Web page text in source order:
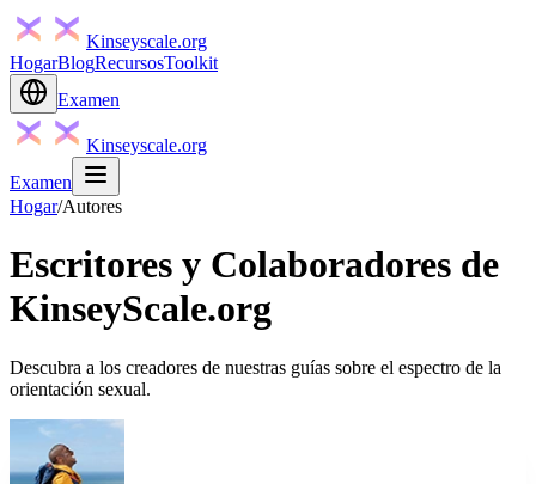
Kinseyscale.org
HogarBlogRecursosToolkit
Examen
Kinseyscale.org
Examen
Hogar/Autores
Escritores y Colaboradores de
KinseyScale.org
Descubra a los creadores de nuestras guías sobre el espectro de la
orientación sexual.